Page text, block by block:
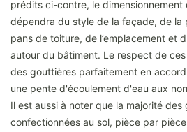
prédits ci-contre, le
dépendra du style de la façade, de la
pans de toiture, de l’emplacement et
autour du bâtiment. Le respect de
des gouttières parfaitement en
une pente d'écoulement d'eau aux
Il est aussi à noter que la majorité des
confectionnées au sol, pièce par